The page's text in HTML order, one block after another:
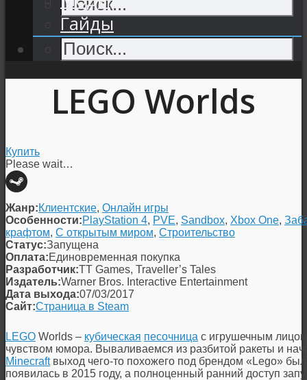
Гайды
LEGO Worlds
Купить
Please wait…
Жанр:Клиентские, Онлайн игры
Особенности:PlayStation 4, PVE, Sandbox, Xbox One,
крафтом, С открытым миром, Строительство
Статус:Запущена
Оплата:Единовременная покупка
Разработчик:TT Games, Traveller’s Tales
Издатель:Warner Bros. Interactive Entertainment
Дата выхода:07/03/2017
Сайт:Страница в Steam
LEGO Worlds – кубическая песочница с игрушечным
чувством юмора. Вываливаемся из разбитой ракеты и
Minecraftвыход чего-то похожего под брендом «Lego»
появилась в 2015 году, а полноценный ранний доступ